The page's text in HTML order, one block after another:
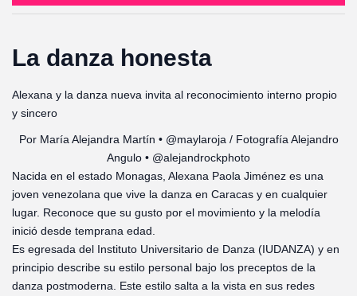
La danza honesta
Alexana y la danza nueva invita al reconocimiento interno propio
y sincero
Por María Alejandra Martín • @maylaroja / Fotografía Alejandro
Angulo • @alejandrockphoto
Nacida en el estado Monagas, Alexana Paola Jiménez es una
joven venezolana que vive la danza en Caracas y en cualquier
lugar. Reconoce que su gusto por el movimiento y la melodía
inició desde temprana edad.
Es egresada del Instituto Universitario de Danza (IUDANZA) y en
principio describe su estilo personal bajo los preceptos de la
danza postmoderna. Este estilo salta a la vista en sus redes